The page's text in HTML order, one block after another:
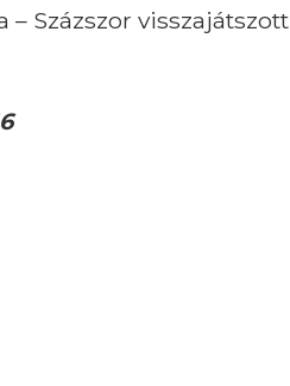
– Százszor visszajátszott